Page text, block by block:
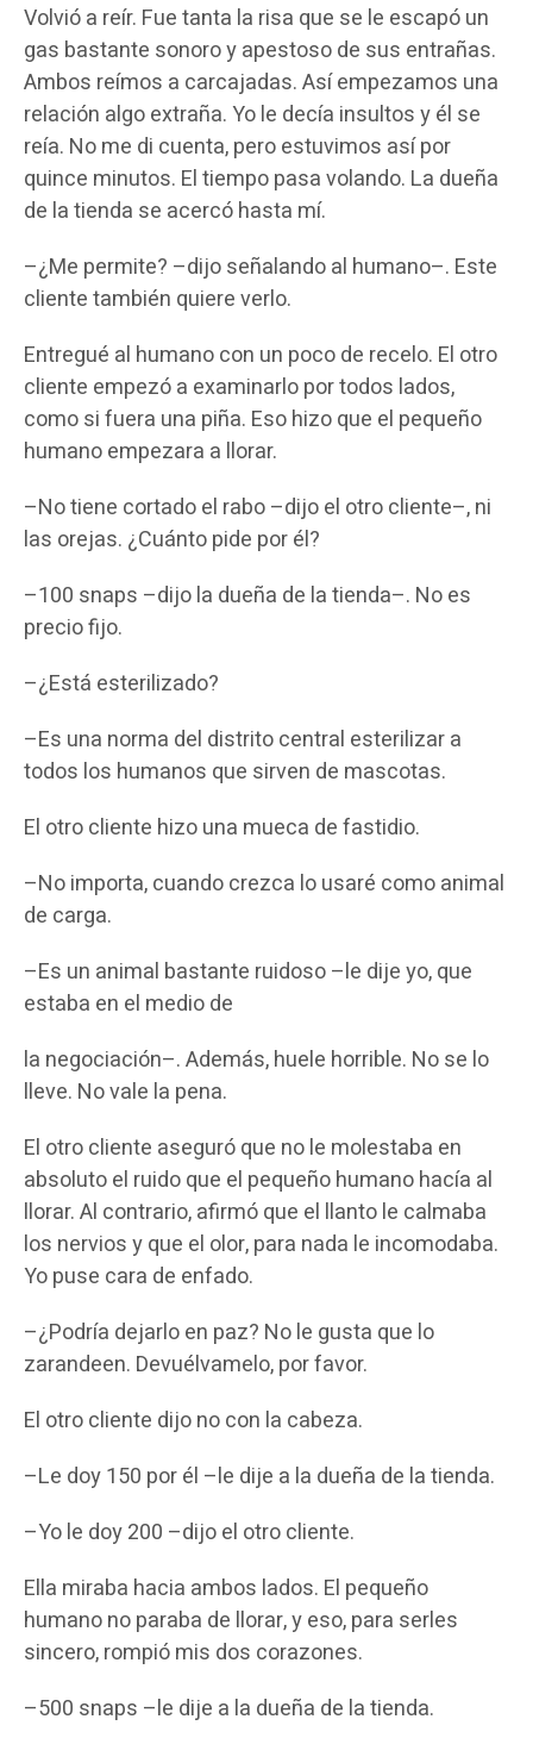
Volvió a reír. Fue tanta la risa que se le escapó un
gas bastante sonoro y apestoso de sus entrañas.
Ambos reímos a carcajadas. Así empezamos una
relación algo extraña. Yo le decía insultos y él se
reía. No me di cuenta, pero estuvimos así por
quince minutos. El tiempo pasa volando. La dueña
de la tienda se acercó hasta mí.
–¿Me permite? –dijo señalando al humano–. Este
cliente también quiere verlo.
Entregué al humano con un poco de recelo. El otro
cliente empezó a examinarlo por todos lados,
como si fuera una piña. Eso hizo que el pequeño
humano empezara a llorar.
–No tiene cortado el rabo –dijo el otro cliente–, ni
las orejas. ¿Cuánto pide por él?
–100 snaps –dijo la dueña de la tienda–. No es
precio fijo.
–¿Está esterilizado?
–Es una norma del distrito central esterilizar a
todos los humanos que sirven de mascotas.
El otro cliente hizo una mueca de fastidio.
–No importa, cuando crezca lo usaré como animal
de carga.
–Es un animal bastante ruidoso –le dije yo, que
estaba en el medio de
la negociación–. Además, huele horrible. No se lo
lleve. No vale la pena.
El otro cliente aseguró que no le molestaba en
absoluto el ruido que el pequeño humano hacía al
llorar. Al contrario, afirmó que el llanto le calmaba
los nervios y que el olor, para nada le incomodaba.
Yo puse cara de enfado.
–¿Podría dejarlo en paz? No le gusta que lo
zarandeen. Devuélvamelo, por favor.
El otro cliente dijo no con la cabeza.
–Le doy 150 por él –le dije a la dueña de la tienda.
–Yo le doy 200 –dijo el otro cliente.
Ella miraba hacia ambos lados. El pequeño
humano no paraba de llorar, y eso, para serles
sincero, rompió mis dos corazones.
–500 snaps –le dije a la dueña de la tienda.